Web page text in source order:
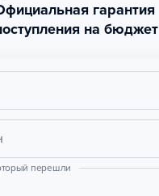
гарантия
на бюджет
перешли